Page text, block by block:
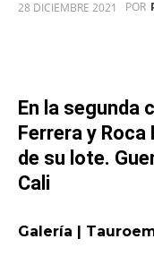
28 DICIEMBRE 2021 POR
En la segunda
Ferrera y
de su lote.
Cali
Galería |